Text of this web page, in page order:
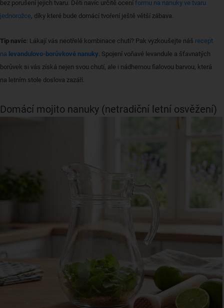
bez porušení jejich tvaru. Děti navíc určitě ocení formu na nanuky ve tvaru
jednorožce, díky které bude domácí tvoření ještě větší zábava.
Tip navíc: Lákají vás neotřelé kombinace chutí? Pak vyzkoušejte náš recept
na levandulovo-borůvkové nanuky. Spojení voňavé levandule a šťavnatých
borůvek si vás získá nejen svou chutí, ale i nádhernou fialovou barvou, která
na letním stole doslova zazáří.
Domácí mojito nanuky (netradiční letní osvěžení)